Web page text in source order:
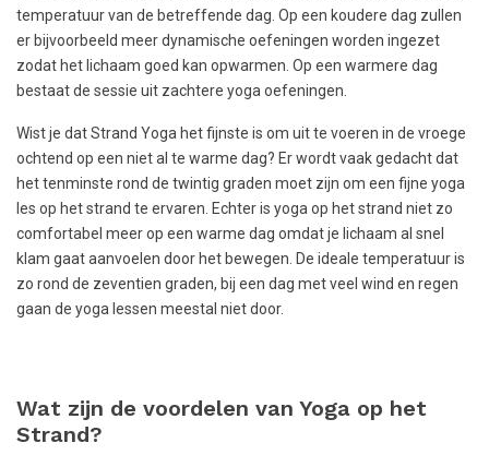
temperatuur van de betreffende dag. Op een koudere dag zullen
er bijvoorbeeld meer dynamische oefeningen worden ingezet
zodat het lichaam goed kan opwarmen. Op een warmere dag
bestaat de sessie uit zachtere yoga oefeningen.
Wist je dat Strand Yoga het fijnste is om uit te voeren in de vroege
ochtend op een niet al te warme dag? Er wordt vaak gedacht dat
het tenminste rond de twintig graden moet zijn om een fijne yoga
les op het strand te ervaren. Echter is yoga op het strand niet zo
comfortabel meer op een warme dag omdat je lichaam al snel
klam gaat aanvoelen door het bewegen. De ideale temperatuur is
zo rond de zeventien graden, bij een dag met veel wind en regen
gaan de yoga lessen meestal niet door.
Wat zijn de voordelen van Yoga op het
Strand?